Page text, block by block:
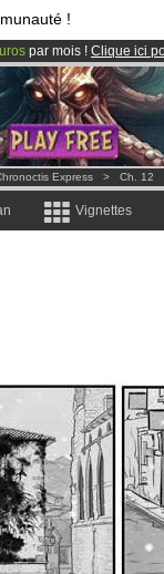
!
par mois ! Clique ici
!
Express > Ch. 12
Vignettes